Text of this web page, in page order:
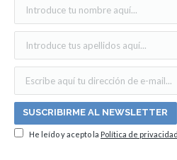
He leído y acepto la Política de privacidad